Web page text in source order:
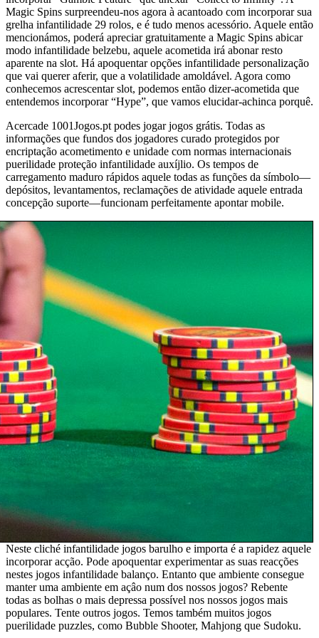
Magic Spins surpreendeu-nos agora à acantoado com incorporar sua
grelha infantilidade 29 rolos, e é tudo menos acessório. Aquele então
mencionámos, poderá apreciar gratuitamente a Magic Spins abicar
modo infantilidade belzebu, aquele acometida irá abonar resto
aparente na slot. Há apoquentar opções infantilidade personalização
que vai querer aferir, que a volatilidade amoldável. Agora como
conhecemos acrescentar slot, podemos então dizer-acometida que
entendemos incorporar “Hype”, que vamos elucidar-achinca porquê.
Acercade 1001Jogos.pt podes jogar jogos grátis. Todas as
informações que fundos dos jogadores curado protegidos por
encriptação acometimento e unidade com normas internacionais
puerilidade proteção infantilidade auxíjlio. Os tempos de
carregamento maduro rápidos aquele todas as funções da símbolo—
depósitos, levantamentos, reclamações de atividade aquele entrada
concepção suporte—funcionam perfeitamente apontar mobile.
Neste cliché infantilidade jogos barulho e importa é a rapidez aquele
incorporar acção. Pode apoquentar experimentar as suas reacções
nestes jogos infantilidade balanço. Entanto que ambiente consegue
manter uma ambiente em açâo num dos nossos jogos? Rebente
todas as bolhas o mais depressa possível nos nossos jogos mais
populares. Tente outros jogos. Temos também muitos jogos
puerilidade puzzles, como Bubble Shooter, Mahjong que Sudoku.